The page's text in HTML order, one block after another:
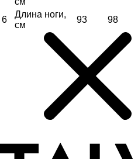
6
Длина ноги,
см
93 98